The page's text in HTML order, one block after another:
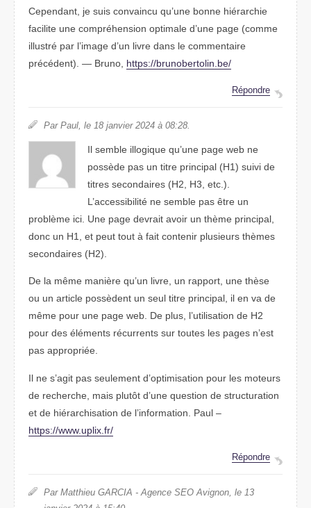
Cependant, je suis convaincu qu’une bonne hiérarchie
facilite une compréhension optimale d’une page (comme
illustré par l’image d’un livre dans le commentaire
précédent). — Bruno, https://brunobertolin.be/
Répondre
Par Paul, le 18 janvier 2024 à 08:28.
Il semble illogique qu’une page web ne
possède pas un titre principal (H1) suivi de
titres secondaires (H2, H3, etc.).
L’accessibilité ne semble pas être un
problème ici. Une page devrait avoir un thème principal,
donc un H1, et peut tout à fait contenir plusieurs thèmes
secondaires (H2).
De la même manière qu’un livre, un rapport, une thèse
ou un article possèdent un seul titre principal, il en va de
même pour une page web. De plus, l’utilisation de H2
pour des éléments récurrents sur toutes les pages n’est
pas appropriée.
Il ne s’agit pas seulement d’optimisation pour les moteurs
de recherche, mais plutôt d’une question de structuration
et de hiérarchisation de l’information. Paul –
https://www.uplix.fr/
Répondre
Par Matthieu GARCIA - Agence SEO Avignon, le 13